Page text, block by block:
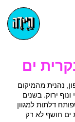
ים
נהנית מהמיקום
ירוק. בשנים
דלתות למגוון
ים חושף לא רק